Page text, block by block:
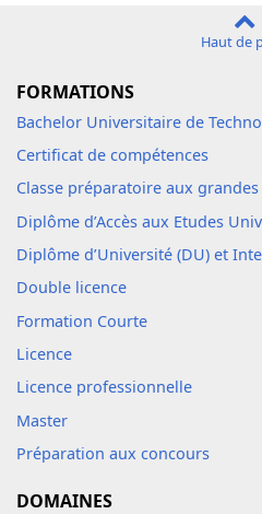
Haut de
FORMATIONS
Bachelor Universitaire de
Certificat de compétences
Classe préparatoire aux grandes
Diplôme d’Accès aux Etudes
Diplôme d’Université (DU) et
Double licence
Formation Courte
Licence
Licence professionnelle
Master
Préparation aux concours
DOMAINES